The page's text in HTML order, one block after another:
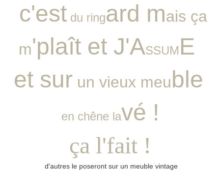
c'est du ringard mais ça
m'plaît et J'ASSUM E
et sur un vieux meu ble
en chêne lavé !
ça l'fait !
d'autres le poseront sur un meuble vintage